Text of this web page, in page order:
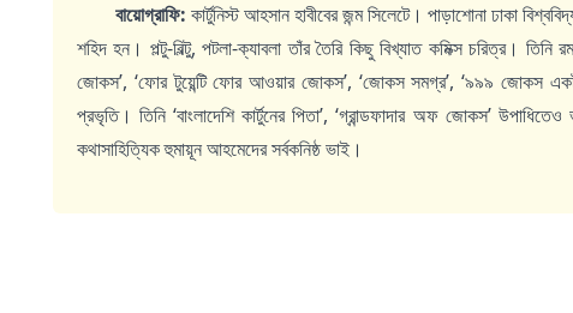
বায়োগ্রাফি: কার্টুনিস্ট আহসান হাবীবের জন্ম সিলেটে। পাড়াশোনা ঢাকা
শহিদ হন। পল্টু-বিল্টু, পটলা-ক্যাবলা তাঁর তৈরি কিছু বিখ্যাত কমিক্স চরিত্র।
জোকস’, ‘ফোর টুয়েন্টি ফোর আওয়ার জোকস’, ‘জোকস সমগ্র’, ‘৯৯৯ জোকস
প্রভৃতি। তিনি ‘বাংলাদেশি কার্টুনের পিতা’, ‘গ্রান্ডফাদার অফ জোকস’
কথাসাহিত্যিক হুমায়ূন আহমেদের সর্বকনিষ্ঠ ভাই।